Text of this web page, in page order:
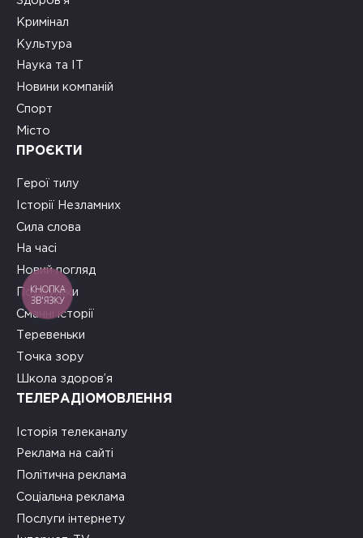
Кримінал
Культура
Наука та ІТ
Новини компаній
Спорт
Місто
ПРОЄКТИ
Герої тилу
Історії Незламних
Сила слова
На часі
Новий погляд
Подружки
Смачні історії
Теревеньки
Точка зору
Школа здоров’я
ТЕЛЕРАДІОМОВЛЕННЯ
Історія телеканалу
Реклама на сайті
Політична реклама
Соціальна реклама
Послуги інтернету
КНОПКА
ЗВ'ЯЗКУ